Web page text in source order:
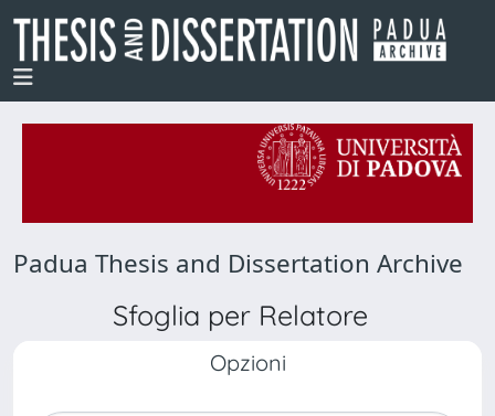
Padua Thesis and Dissertation Archive
Sfoglia per Relatore
Opzioni